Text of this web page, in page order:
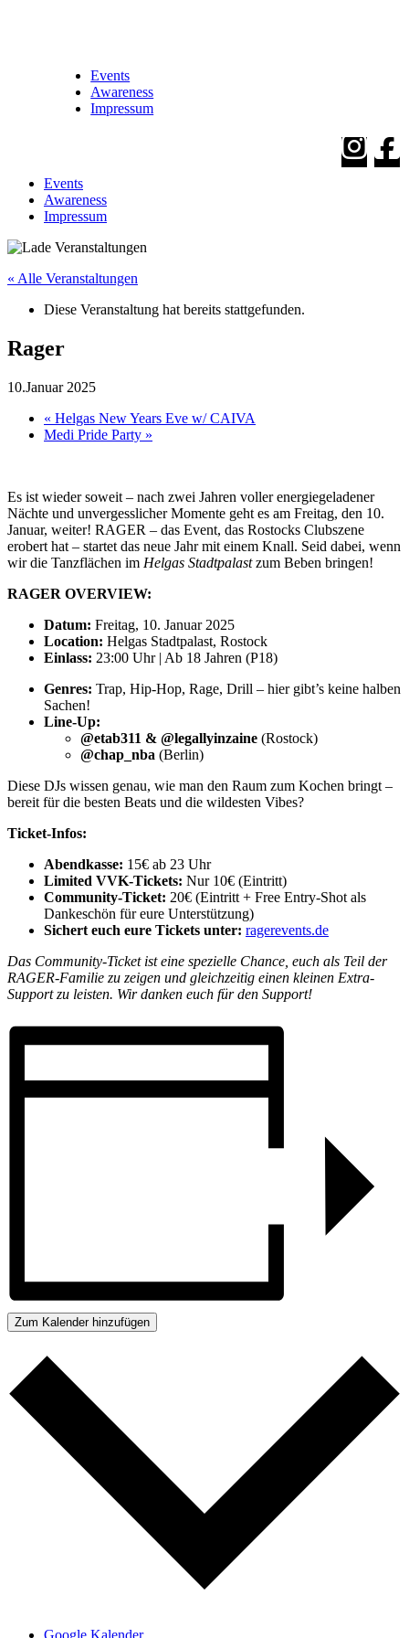
Events
Awareness
Impressum
Events
Awareness
Impressum
« Alle Veranstaltungen
Diese Veranstaltung hat bereits stattgefunden.
Rager
10.Januar 2025
« Helgas New Years Eve w/ CAIVA
Medi Pride Party »
Es ist wieder soweit – nach zwei Jahren voller energiegeladener
Nächte und unvergesslicher Momente geht es am Freitag, den 10.
Januar, weiter! RAGER – das Event, das Rostocks Clubszene
erobert hat – startet das neue Jahr mit einem Knall. Seid dabei, wenn
wir die Tanzflächen im Helgas Stadtpalastzum Beben bringen!
RAGER OVERVIEW:
Datum: Freitag, 10. Januar 2025
Location: Helgas Stadtpalast, Rostock
Einlass: 23:00 Uhr | Ab 18 Jahren (P18)
Genres: Trap, Hip-Hop, Rage, Drill – hier gibt’s keine halben
Sachen!
Line-Up:
@etab311 & @legallyinzaine (Rostock)
@chap_nba (Berlin)
Diese DJs wissen genau, wie man den Raum zum Kochen bringt –
bereit für die besten Beats und die wildesten Vibes?
Ticket-Infos:
Abendkasse: 15€ ab 23 Uhr
Limited VVK-Tickets: Nur 10€ (Eintritt)
Community-Ticket: 20€ (Eintritt + Free Entry-Shot als
Dankeschön für eure Unterstützung)
Sichert euch eure Tickets unter: ragerevents.de
Das Community-Ticket ist eine spezielle Chance, euch als Teil der
RAGER-Familie zu zeigen und gleichzeitig einen kleinen Extra-
Support zu leisten. Wir danken euch für den Support!
Zum Kalender hinzufügen
Google Kalender